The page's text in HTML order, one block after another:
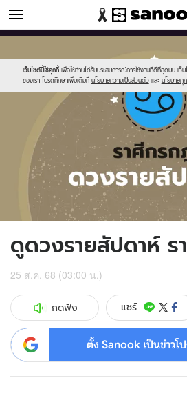
ดูดวง
เว็บไซต์นี้ใช้คุกกี้ เพื่อให้ท่านได้รับประสบการณ์การใช้งานที่ดีที่สุดบน เว็บ
ของเรา โปรดศึกษาเพิ่มเติมที่ นโยบายความเป็นส่วนตัว และ นโยบายคุ
new-
sanook.png
horoscope-
cancer_zodia.jpg
ดูดวงรายสัปดาห์ ร
25 ส.ค. 68 (03:00 น.)
กดฟัง แชร์
ตั้ง Sanook เป็นข่าว